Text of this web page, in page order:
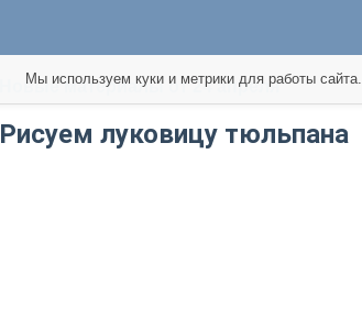
Новые материалы от 24 апреля
Рисуем луковицу тюльпана
Мы используем куки и метрики для работы сайта.